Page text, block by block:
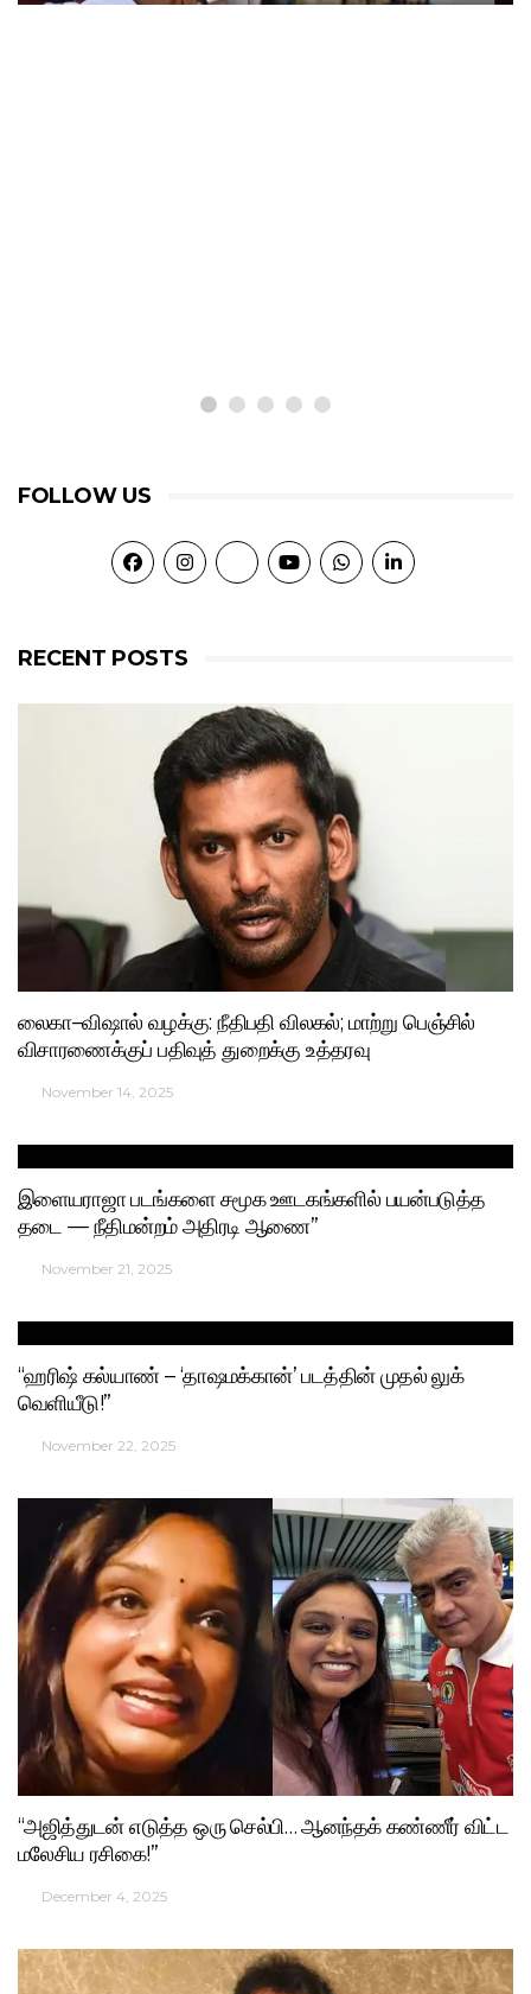
FOLLOW US
RECENT POSTS
லைகா–விஷால் வழக்கு: நீதிபதி விலகல்; மாற்று பெஞ்சில்
விசாரணைக்குப் பதிவுத் துறைக்கு உத்தரவு
November 14, 2025
இளையராஜா படங்களை சமூக ஊடகங்களில் பயன்படுத்த
தடை — நீதிமன்றம் அதிரடி ஆணை”
November 21, 2025
“ஹரிஷ் கல்யாண் – ‘தாஷமக்கான்’ படத்தின் முதல் லுக்
வெளியீடு!”
November 22, 2025
“அஜித்துடன் எடுத்த ஒரு செல்பி… ஆனந்தக் கண்ணீர் விட்ட
மலேசிய ரசிகை!”
December 4, 2025